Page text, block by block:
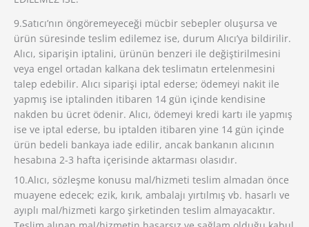
9.Satıcı’nın öngöremeyeceği mücbir sebepler oluşursa ve
ürün süresinde teslim edilemez ise, durum Alıcı’ya bildirilir.
Alıcı, siparişin iptalini, ürünün benzeri ile değiştirilmesini
veya engel ortadan kalkana dek teslimatın ertelenmesini
talep edebilir. Alıcı siparişi iptal ederse; ödemeyi nakit ile
yapmış ise iptalinden itibaren 14 gün içinde kendisine
nakden bu ücret ödenir. Alıcı, ödemeyi kredi kartı ile yapmış
ise ve iptal ederse, bu iptalden itibaren yine 14 gün içinde
ürün bedeli bankaya iade edilir, ancak bankanın alıcının
hesabına 2-3 hafta içerisinde aktarması olasıdır.
10.Alıcı, sözleşme konusu mal/hizmeti teslim almadan önce
muayene edecek; ezik, kırık, ambalajı yırtılmış vb. hasarlı ve
ayıplı mal/hizmeti kargo şirketinden teslim almayacaktır.